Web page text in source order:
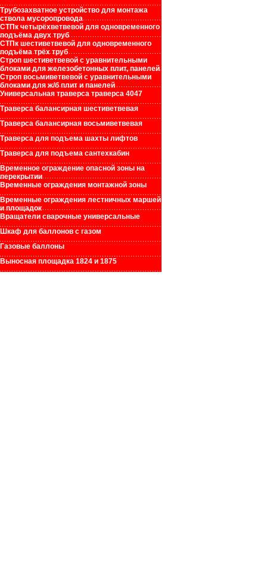
Трубозахватное устройство для монтажа
ствола мусоропровода
СТПк четырёхветвевой для одновременного
подъёма двух труб
СТПк шестиветвевой для одновременного
подъёма трёх труб
Строп шестиветвевой с уравнительными
блоками для железобетонных плит, панелей
Строп восьмиветвевой с уравнительными
блоками для ж/б плит и панелей
Универсальная траверса траверса 4047
Траверса балансирная шестиветвевая
Траверса балансирная восьмиветвевая
Траверса для подъема шахты лифтов
Траверса для подъема сантехкабин
Временное ограждение опасной зоны на
перекрытии
Временные ограждения монтажной зоны
Временные ограждения лестничных маршей
и площадок
Вращатели сварочные универсальные
Шкаф для баллонов с газом
Газовые баллоны
Выносная площадка 1824 и 1875